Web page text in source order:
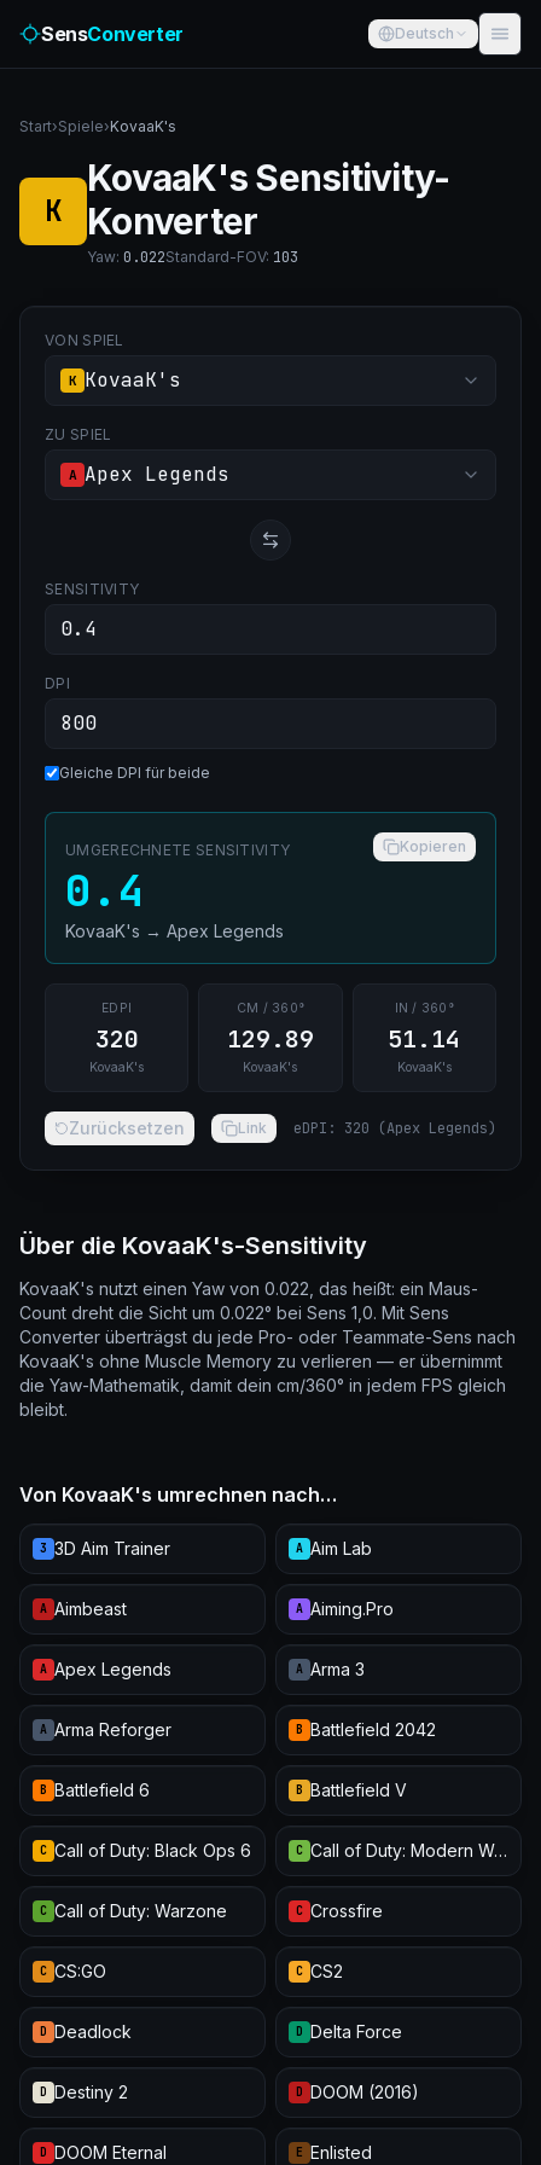
SensConverter Deutsch
Start›Spiele›KovaaK's
K
KovaaK's Sensitivity-
Konverter
Yaw: 0.022Standard-FOV: 103
VON SPIEL
K KovaaK's
ZU SPIEL
A Apex Legends
SENSITIVITY
DPI
Gleiche DPI für beide
UMGERECHNETE SENSITIVITY Kopieren
0.4
KovaaK's → Apex Legends
EDPI
320
KovaaK's
CM / 360°
129.89
KovaaK's
IN / 360°
51.14
KovaaK's
Zurücksetzen Link eDPI : 320 (Apex Legends)
Über die KovaaK's-Sensitivity
KovaaK's nutzt einen Yaw von 0.022, das heißt: ein Maus-
Count dreht die Sicht um 0.022° bei Sens 1,0. Mit Sens
Converter überträgst du jede Pro- oder Teammate-Sens nach
KovaaK's ohne Muscle Memory zu verlieren — er übernimmt
die Yaw-Mathematik, damit dein cm/360° in jedem FPS gleich
bleibt.
Von KovaaK's umrechnen nach…
3 3D Aim Trainer A Aim Lab
A Aimbeast A Aiming.Pro
A Apex Legends A Arma 3
A Arma Reforger B Battlefield 2042
B Battlefield 6 B Battlefield V
C Call of Duty: Black Ops 6 C Call of Duty: Modern Warfare III
C Call of Duty: Warzone C Crossfire
C CS:GO C CS2
D Deadlock D Delta Force
D Destiny 2 D DOOM (2016)
D DOOM Eternal E Enlisted